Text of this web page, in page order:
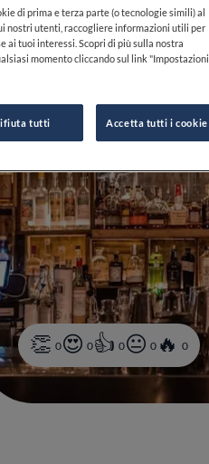
0 0 0 0 0
di prima e terza parte (o tecnologie simili) al
nostri utenti, raccogliere informazioni utili per
ai tuoi interessi. Scopri di più sulla nostra
momento cliccando sul link "Impostazioni
tutti Accetta tutti i cookie